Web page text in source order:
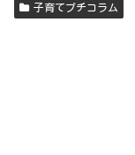
子育てプチコラム